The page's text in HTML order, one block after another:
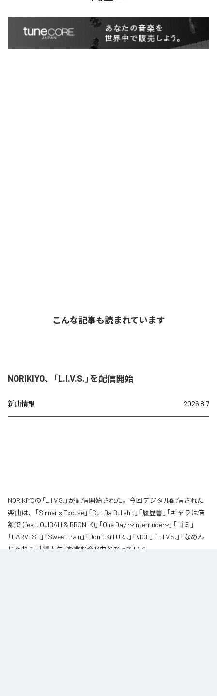
こんな記事も読まれています
NORIKIYO、「L.I.V.S.」を配信開始
新曲情報 2026.8.7
NORIKIYOの「L.I.V.S.」が配信開始された。今回デジタル配信された
楽曲は、「Sinner's Excuse」「Cut Da Bullshit」「履歴書」「ギャラは倍
額で (feat. OJIBAH & BRON-K)」「One Day ～Interrlude～」「ゴミ」
「HARVEST」「Sweet Pain」「Don't Kill UR...」「VICE」「L.I.V.S.」「なめん
じゃねぇ」「続人生」を含む全13曲となっている。